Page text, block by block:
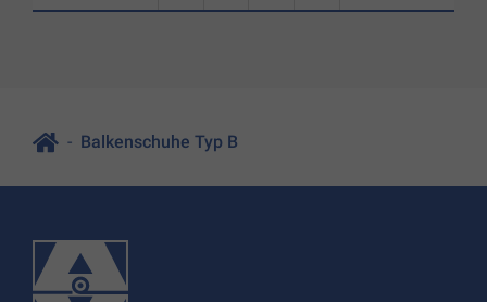
Balkenschuhe Typ B